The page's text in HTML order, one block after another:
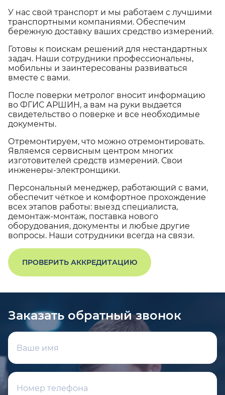
У нас свой транспорт и мы работаем с лучшими
транспортными компаниями. Обеспечим
бережную доставку ваших средство измерений.
Готовы к поискам решений для нестандартных
задач. Наши сотрудники профессиональны,
мобильны и заинтересованы развиваться
вместе с вами.
После поверки метролог вносит информацию
во ФГИС АРШИН, а вам на руки выдается
свидетельство о поверке и все необходимые
документы.
Отремонтируем, что можно отремонтировать.
Являемся сервисным центром многих
изготовителей средств измерений. Свои
инженеры-электронщики.
Персональный менеджер, работающий с вами,
обеспечит чёткое и комфортное прохождение
всех этапов работы: выезд специалиста,
демонтаж-монтаж, поставка нового
оборудования, документы и любые другие
вопросы. Наши сотрудники всегда на связи.
ПРОВЕРИТЬ АККРЕДИТАЦИЮ
Заказать обратный звонок